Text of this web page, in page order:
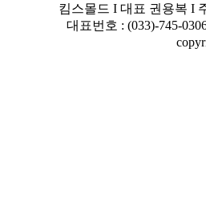
킴스몰드 I 대표 권용복 I
대표번호 : (033)-745-